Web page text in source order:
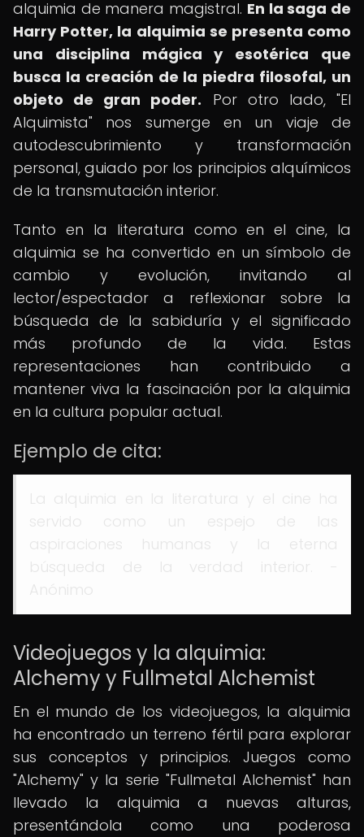
alquimia de manera magistral. En la saga de
Harry Potter, la alquimia se presenta como
una disciplina mágica y esotérica que
busca la creación de la piedra filosofal, un
objeto de gran poder. Por otro lado, "El
Alquimista" nos sumerge en un viaje de
autodescubrimiento y transformación
personal, guiado por los principios alquímicos
de la transmutación interior.
Tanto en la literatura como en el cine, la
alquimia se ha convertido en un símbolo de
cambio y evolución, invitando al
lector/espectador a reflexionar sobre la
búsqueda de la sabiduría y el significado
más profundo de la vida. Estas
representaciones han contribuido a
mantener viva la fascinación por la alquimia
en la cultura popular actual.
Ejemplo de cita:
Videojuegos y la alquimia:
Alchemy y Fullmetal Alchemist
En el mundo de los videojuegos, la alquimia
ha encontrado un terreno fértil para explorar
sus conceptos y principios. Juegos como
"Alchemy" y la serie "Fullmetal Alchemist" han
llevado la alquimia a nuevas alturas,
presentándola como una poderosa